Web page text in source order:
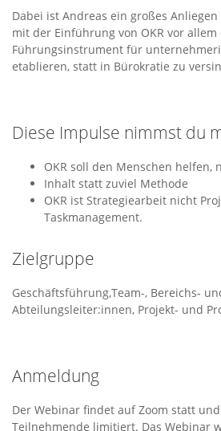
Dabei ist Andreas ein großes
mit der Einführung von OKR vor
Führungsinstrument für
etablieren, statt in Bürokratie zu
Diese Impulse nimmst du
OKR soll den Menschen helfen,
Inhalt statt zuviel Methode
OKR ist Strategiearbeit nicht
Taskmanagement.
Zielgruppe
Geschäftsführung,Team-, Bereichs-
Abteilungsleiter:innen, Projekt- und
Anmeldung
Der Webinar findet auf Zoom statt
Teilnehmende limitiert. Das Webinar